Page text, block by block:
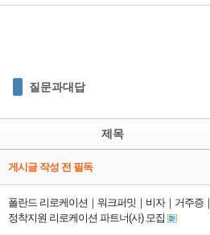
질문과대답
제목
게시글 작성 전 필독
폴란드 리로케이션｜워크퍼밋｜비자｜거주증｜
정착지원 리로케이션 파트너(사) 모집